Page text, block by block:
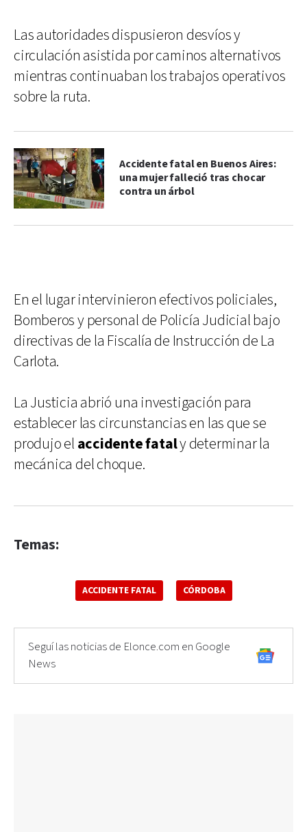
Las autoridades dispusieron desvíos y
circulación asistida por caminos alternativos
mientras continuaban los trabajos operativos
sobre la ruta.
Accidente fatal en Buenos Aires:
una mujer falleció tras chocar
contra un árbol
En el lugar intervinieron efectivos policiales,
Bomberos y personal de Policía Judicial bajo
directivas de la Fiscalía de Instrucción de La
Carlota.
La Justicia abrió una investigación para
establecer las circunstancias en las que se
produjo el accidente fataly determinar la
mecánica del choque.
Temas:
ACCIDENTE FATAL CÓRDOBA
Seguí las noticias de Elonce.com en Google
News